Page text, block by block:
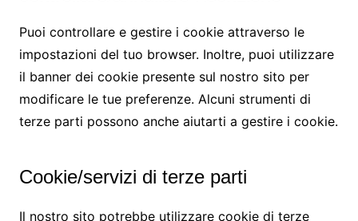
Puoi controllare e gestire i cookie attraverso le
impostazioni del tuo browser. Inoltre, puoi utilizzare
il banner dei cookie presente sul nostro sito per
modificare le tue preferenze. Alcuni strumenti di
terze parti possono anche aiutarti a gestire i cookie.
Cookie/servizi di terze parti
Il nostro sito potrebbe utilizzare cookie di terze